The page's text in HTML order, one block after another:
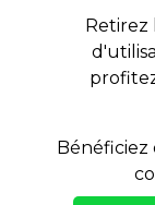
Retirez
Bénéficiez